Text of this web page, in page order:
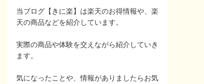
当ブログ【きに楽】は楽天のお得情報や、楽
天の商品などを紹介しています。
実際の商品や体験を交えながら紹介していき
ます。
気になったことや、情報がありましたらお気